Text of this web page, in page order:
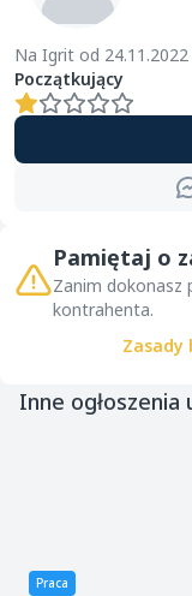
Na Igrit od 24.11.2022
Początkujący
Pamiętaj o
Zanim dokonasz
kontrahenta.
Zasady
Inne
Praca